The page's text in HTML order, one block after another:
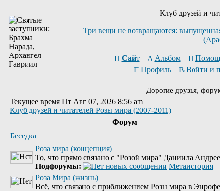
Клуб друзей и
Три вещи не возвращаются:
Сайт Альбом
Профиль
Войти и
Дорогие друзья,
Текущее время Пт Авг 07, 2026 8:56 am
Клуб друзей и читателей Розы мира (2007-2011)
Форум
Беседка
Роза мира (концепция)
То, что прямо связано с "Розой мира" Даниила
Подфорумы:
Метаистория
Роза Мира (жизнь)
Всё, что связано с приближением Розы мира в